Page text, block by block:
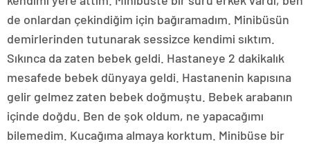
de onlardan çekindiğim için bağıramadım. Minibüsün
demirlerinden tutunarak sessizce kendimi sıktım.
Sıkınca da zaten bebek geldi. Hastaneye 2 dakikalık
mesafede bebek dünyaya geldi. Hastanenin kapısına
gelir gelmez zaten bebek doğmuştu. Bebek arabanın
içinde doğdu. Ben de şok oldum, ne yapacağımı
bilemedim. Kucağıma almaya korktum. Minibüse bir